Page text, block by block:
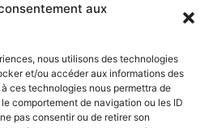
aux
nous utilisons des technologies
et/ou accéder aux informations des
ces technologies nous permettra de
comportement de navigation ou les ID
pas consentir ou de retirer son